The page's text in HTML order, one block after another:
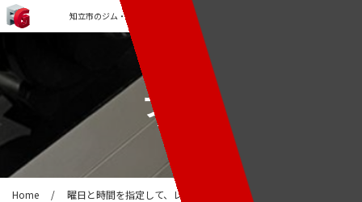
知立市のジム・パーソナルトレーニングなら「FORCE GYM」
ブログ
Home / 曜日と時間を指定して、レッツゴー!